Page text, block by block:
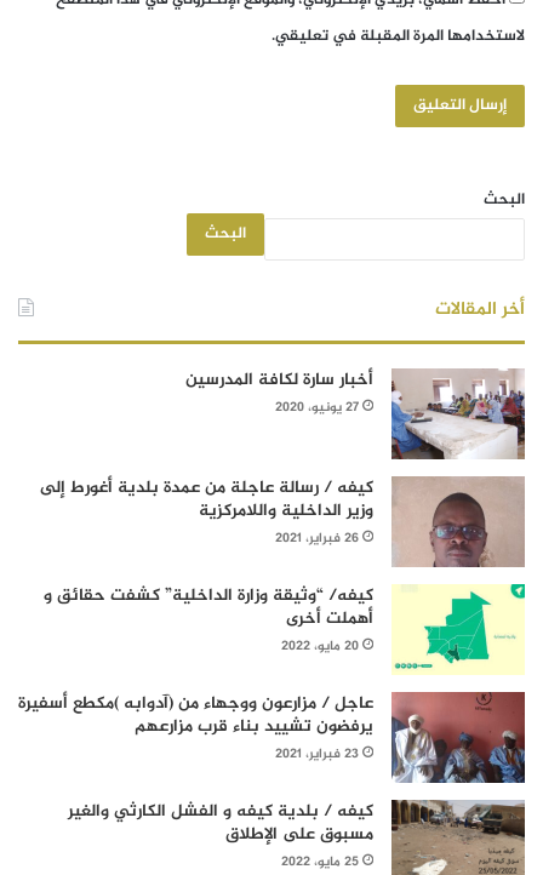
لاستخدامها المرة المقبلة في تعليقي.
البحث
البحث
أخر المقالات
أخبار سارة لكافة المدرسين
27 يونيو، 2020
كيفه / رسالة عاجلة من عمدة بلدية أغورط إلى
وزير الداخلية واللامركزية
26 فبراير، 2021
كيفه/ “وثيقة وزارة الداخلية” كشفت حقائق و
أهملت أخرى
20 مايو، 2022
عاجل / مزارعون ووجهاء من (آدوابه )مكطع أسفيرة
يرفضون تشييد بناء قرب مزارعهم
23 فبراير، 2021
كيفه / بلدية كيفه و الفشل الكارثي والغير
مسبوق على الإطلاق
25 مايو، 2022